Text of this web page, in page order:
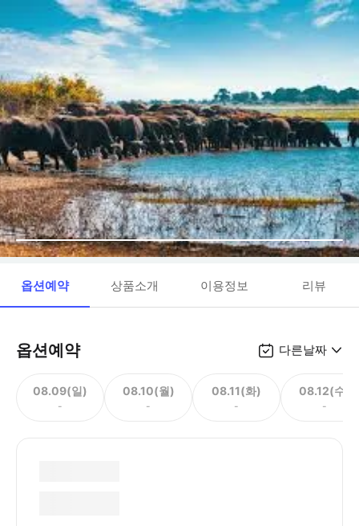
옵션예약 상품소개 이용정보 리뷰
옵션예약 다른날짜
08.09(일)
-
08.10(월)
-
08.11(화)
-
08.12(수)
-